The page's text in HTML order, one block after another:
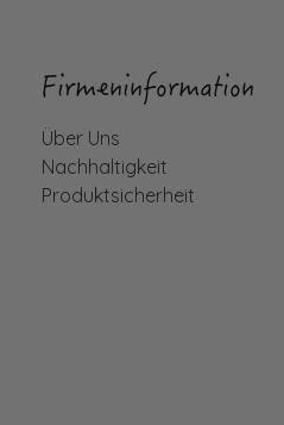
Firmeninformation
Über Uns
Nachhaltigkeit
Produktsicherheit